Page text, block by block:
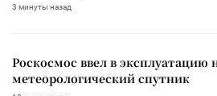
3 минуты назад
Роскосмос ввел в эксплуатацию
метеорологический спутник